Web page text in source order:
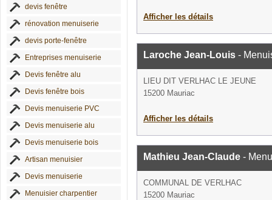
devis fenêtre
rénovation menuiserie
devis porte-fenêtre
Entreprises menuiserie
Devis fenêtre alu
Devis fenêtre bois
Devis menuiserie PVC
Devis menuiserie alu
Devis menuiserie bois
Artisan menuisier
Devis menuiserie
Menuisier charpentier
Afficher les détails
Laroche Jean-Louis -
LIEU DIT VERLHAC LE JEUNE
15200 Mauriac
Afficher les détails
Mathieu Jean-Claude -
COMMUNAL DE VERLHAC
15200 Mauriac